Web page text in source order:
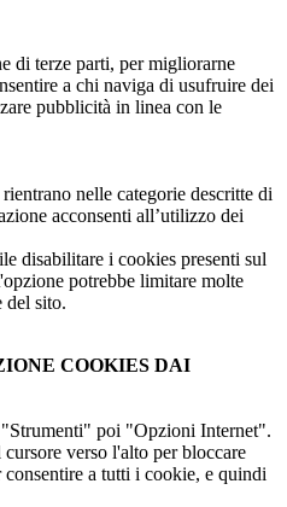
di terze parti, per migliorarne
a chi naviga di usufruire dei
pubblicità in linea con le
nelle categorie descritte di
acconsenti all’utilizzo dei
disabilitare i cookies presenti sul
potrebbe limitare molte
del sito.
COOKIES DAI
poi "Opzioni Internet".
verso l'alto per bloccare
a tutti i cookie, e quindi